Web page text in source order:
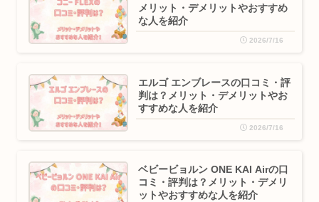
メリット・デメリットやおすすめ
な人を紹介
2026/7/16
エルゴ エンブレースの口コミ・評
判は？メリット・デメリットやお
すすめな人を紹介
2026/7/16
ベビービョルン ONE KAI Airの口
コミ・評判は？メリット・デメリ
ットやおすすめな人を紹介